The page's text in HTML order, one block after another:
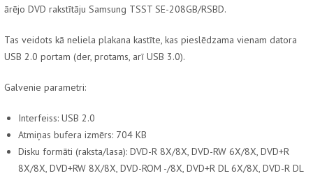
ārējo DVD rakstītāju Samsung TSST SE-208GB/RSBD.
Tas veidots kā neliela plakana kastīte, kas pieslēdzama vienam datora
USB 2.0 portam (der, protams, arī USB 3.0).
Galvenie parametri:
Interfeiss: USB 2.0
Atmiņas bufera izmērs: 704 KB
Disku formāti (raksta/lasa): DVD-R 8X/8X, DVD-RW 6X/8X, DVD+R
8X/8X, DVD+RW 8X/8X, DVD-ROM -/8X, DVD+R DL 6X/8X, DVD-R DL